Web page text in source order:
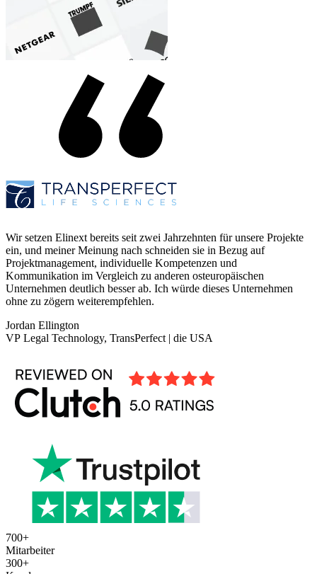
Wir setzen Elinext bereits seit zwei Jahrzehnten für unsere Projekte
ein, und meiner Meinung nach schneiden sie in Bezug auf
Projektmanagement, individuelle Kompetenzen und
Kommunikation im Vergleich zu anderen osteuropäischen
Unternehmen deutlich besser ab. Ich würde dieses Unternehmen
ohne zu zögern weiterempfehlen.
Jordan Ellington
VP Legal Technology, TransPerfect | die USA
700+
Mitarbeiter
300+